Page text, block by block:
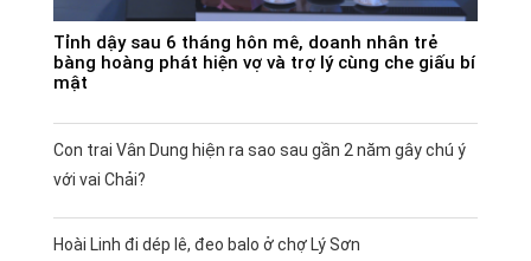
Tỉnh dậy sau 6 tháng hôn mê, doanh nhân trẻ
bàng hoàng phát hiện vợ và trợ lý cùng che giấu bí
mật
Con trai Vân Dung hiện ra sao sau gần 2 năm gây chú ý
với vai Chải?
Hoài Linh đi dép lê, đeo balo ở chợ Lý Sơn